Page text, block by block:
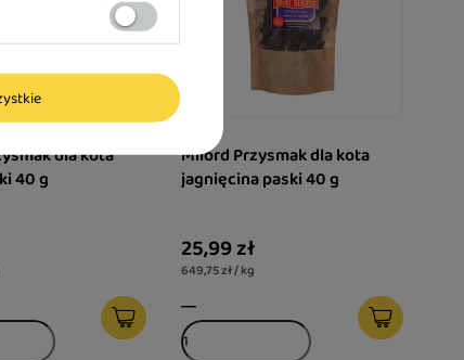
dla kota
40 g
Milord Przysmak dla kota
jagnięcina paski 40 g
25,99 zł
649,75 zł / kg